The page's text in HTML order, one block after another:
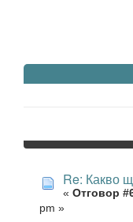
Re: Какво
« Отговор
pm »